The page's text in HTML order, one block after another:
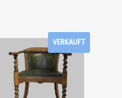
VERKAUFT